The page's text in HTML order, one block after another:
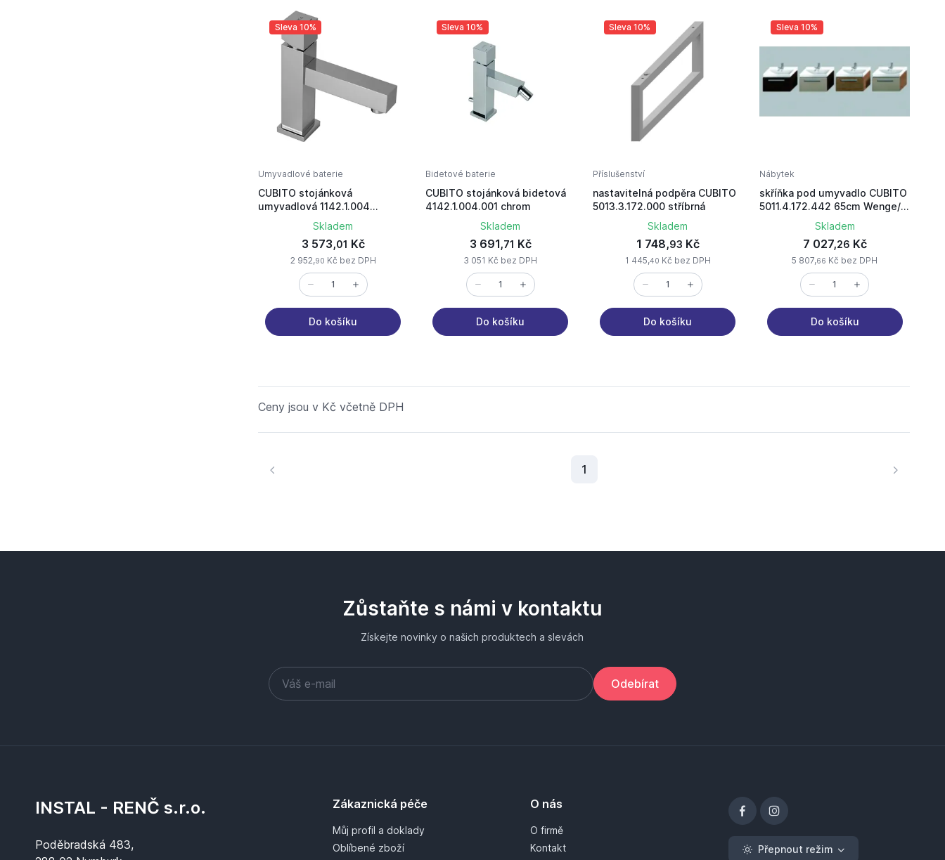
Sleva 10%
Umyvadlové baterie
CUBITO stojánková
umyvadlová 1142.1.004
umyv.stoj. baterie Click-Clack
Skladem
3 573,01 Kč
2 952,90 Kč bez DPH
Do košíku
Sleva 10%
Bidetové baterie
CUBITO stojánková bidetová
4142.1.004.001 chrom
Skladem
3 691,71 Kč
3 051 Kč bez DPH
Do košíku
Sleva 10%
Příslušenství
nastavitelná podpěra CUBITO
5013.3.172.000 stříbrná
Skladem
1 748,93 Kč
1 445,40 Kč bez DPH
Do košíku
Sleva 10%
Nábytek
skříňka pod umyvadlo CUBITO
5011.4.172.442 65cm Wenge/
béžový lesklý lak
Skladem
7 027,26 Kč
5 807,66 Kč bez DPH
Do košíku
Ceny jsou v Kč včetně DPH
1
Zůstaňte s námi v kontaktu
Získejte novinky o našich produktech a slevách
Odebírat
INSTAL - RENČ s.r.o.
Poděbradská 483,
Zákaznická péče
Můj profil a doklady
Oblíbené zboží
O nás
O firmě
Kontakt
Přepnout režim